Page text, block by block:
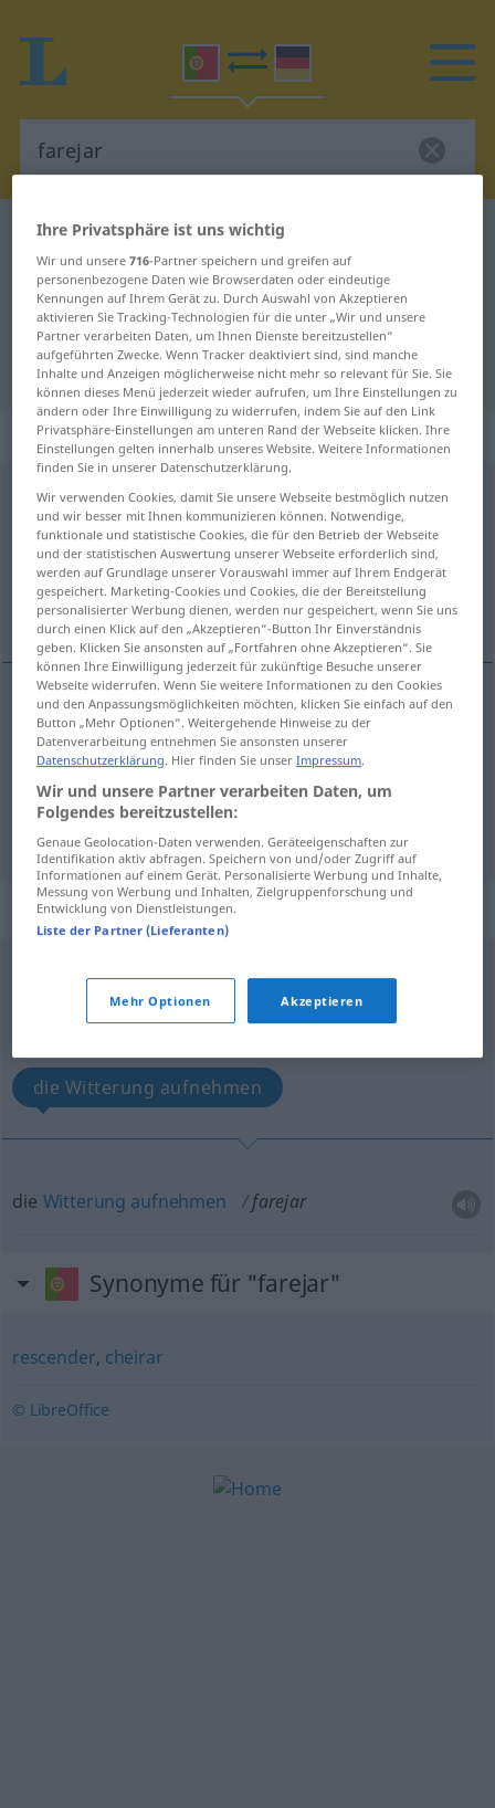
Portugiesisch-Deutsch Wörterbuch
Portugiesisch-Deutsch
Übersetzung für "farejar"
"farejar" Deutsch Übersetzung
„farejar“: verbo transitivo
farejar [fɜrɨˈʒar]v/t
Übersicht aller Übersetzungen
(Für mehr Details die Übersetzung anklicken/antippen)
wittern, riechen, aufspüren, durchschnüffeln
wittern,riechen farejar
durchschnüffeln
„farejar“: verbo intransitivo
Übersicht aller Übersetzungen
die Witterung aufnehmen
die Witterung aufnehmen farejar
Synonyme für "farejar"
rescender, cheirar
© LibreOffice
Ihre Privatsphäre ist uns wichtig
Wir und unsere716-Partner speichern und greifen auf
personenbezogene Daten wie Browserdaten oder eindeutige
Kennungen auf Ihrem Gerät zu. Durch Auswahl von Akzeptieren
aktivieren Sie Tracking-Technologien für die unter „Wir und unsere
Partner verarbeiten Daten, um Ihnen Dienste bereitzustellen“
aufgeführten Zwecke. Wenn Tracker deaktiviert sind, sind manche
Inhalte und Anzeigen möglicherweise nicht mehr so relevant für Sie. Sie
können dieses Menü jederzeit wieder aufrufen, um Ihre Einstellungen zu
ändern oder Ihre Einwilligung zu widerrufen, indem Sie auf den Link
Privatsphäre-Einstellungen am unteren Rand der Webseite klicken. Ihre
Einstellungen gelten innerhalb unseres Website. Weitere Informationen
finden Sie in unserer Datenschutzerklärung.
Wir verwenden Cookies, damit Sie unsere Webseite bestmöglich nutzen
und wir besser mit Ihnen kommunizieren können. Notwendige,
funktionale und statistische Cookies, die für den Betrieb der Webseite
und der statistischen Auswertung unserer Webseite erforderlich sind,
werden auf Grundlage unserer Vorauswahl immer auf Ihrem Endgerät
gespeichert. Marketing-Cookies und Cookies, die der Bereitstellung
personalisierter Werbung dienen, werden nur gespeichert, wenn Sie uns
durch einen Klick auf den „Akzeptieren“-Button Ihr Einverständnis
geben. Klicken Sie ansonsten auf „Fortfahren ohne Akzeptieren“. Sie
können Ihre Einwilligung jederzeit für zukünftige Besuche unserer
Webseite widerrufen. Wenn Sie weitere Informationen zu den Cookies
und den Anpassungsmöglichkeiten möchten, klicken Sie einfach auf den
Button „Mehr Optionen“. Weitergehende Hinweise zu der
Datenverarbeitung entnehmen Sie ansonsten unserer
Datenschutzerklärung. Hier finden Sie unserImpressum.
Wir und unsere Partner verarbeiten Daten, um
Folgendes bereitzustellen:
Genaue Geolocation-Daten verwenden. Geräteeigenschaften zur
Identifikation aktiv abfragen. Speichern von und/oder Zugriff auf
Informationen auf einem Gerät. Personalisierte Werbung und Inhalte,
Messung von Werbung und Inhalten, Zielgruppenforschung und
Entwicklung von Dienstleistungen.
Liste der Partner (Lieferanten)
Mehr Optionen Akzeptieren